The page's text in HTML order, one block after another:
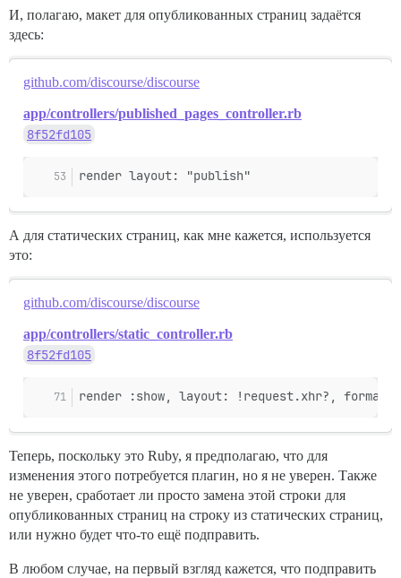
И, полагаю, макет для опубликованных страниц задаётся
здесь:
github.com/discourse/discourse
app/controllers/published_pages_controller.rb
8f52fd105
render layout: "publish"
А для статических страниц, как мне кажется, используется
это:
github.com/discourse/discourse
app/controllers/static_controller.rb
8f52fd105
render :show, layout: !request.xhr?,
Теперь, поскольку это Ruby, я предполагаю, что для
изменения этого потребуется плагин, но я не уверен. Также
не уверен, сработает ли просто замена этой строки для
опубликованных страниц на строку из статических страниц,
или нужно будет что-то ещё подправить.
В любом случае, на первый взгляд кажется, что подправить